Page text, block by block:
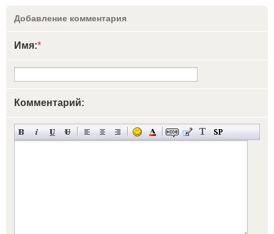
Добавление комментария
Имя:*
Комментарий: